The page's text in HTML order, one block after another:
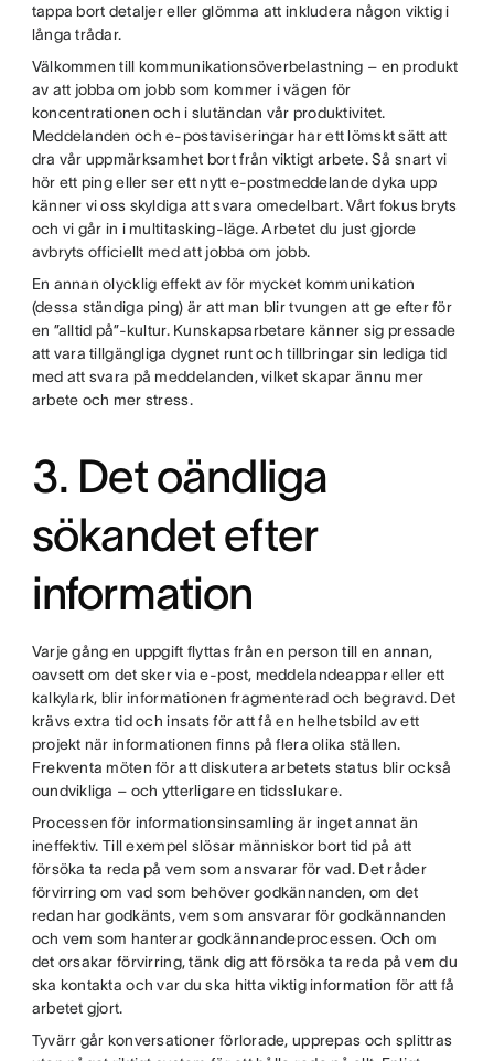
tappa bort detaljer eller glömma att inkludera någon viktig i
långa trådar.
Välkommen till kommunikationsöverbelastning – en produkt
av att jobba om jobb som kommer i vägen för
koncentrationen och i slutändan vår produktivitet.
Meddelanden och e-postaviseringar har ett lömskt sätt att
dra vår uppmärksamhet bort från viktigt arbete. Så snart vi
hör ett ping eller ser ett nytt e-postmeddelande dyka upp
känner vi oss skyldiga att svara omedelbart. Vårt fokus bryts
och vi går in i multitasking-läge. Arbetet du just gjorde
avbryts officiellt med att jobba om jobb.
En annan olycklig effekt av för mycket kommunikation
(dessa ständiga ping) är att man blir tvungen att ge efter för
en ”alltid på”-kultur. Kunskapsarbetare känner sig pressade
att vara tillgängliga dygnet runt och tillbringar sin lediga tid
med att svara på meddelanden, vilket skapar ännu mer
arbete och mer stress.
3. Det oändliga
sökandet efter
information
Varje gång en uppgift flyttas från en person till en annan,
oavsett om det sker via e-post, meddelandeappar eller ett
kalkylark, blir informationen fragmenterad och begravd. Det
krävs extra tid och insats för att få en helhetsbild av ett
projekt när informationen finns på flera olika ställen.
Frekventa möten för att diskutera arbetets status blir också
oundvikliga – och ytterligare en tidsslukare.
Processen för informationsinsamling är inget annat än
ineffektiv. Till exempel slösar människor bort tid på att
försöka ta reda på vem som ansvarar för vad. Det råder
förvirring om vad som behöver godkännanden, om det
redan har godkänts, vem som ansvarar för godkännanden
och vem som hanterar godkännandeprocessen. Och om
det orsakar förvirring, tänk dig att försöka ta reda på vem du
ska kontakta och var du ska hitta viktig information för att få
arbetet gjort.
Tyvärr går konversationer förlorade, upprepas och splittras